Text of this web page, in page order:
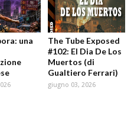
una
The Tube Exposed
#102: El Dia De Los
Muertos (di
Gualtiero Ferrari)
giugno 03, 2026